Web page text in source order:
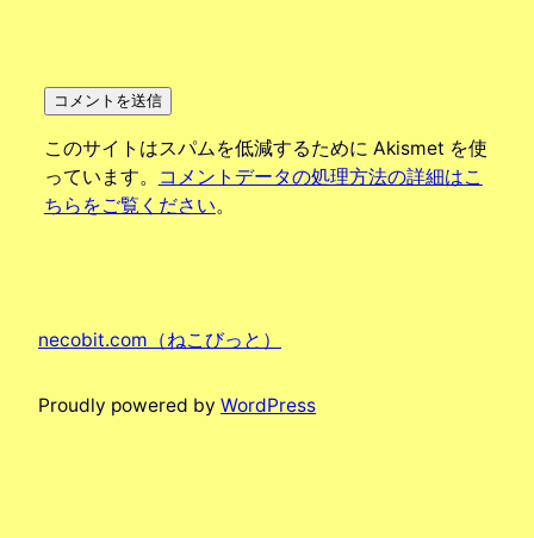
このサイトはスパムを低減するために Akismet を使
っています。
コメントデータの処理方法の詳細はこ
ちらをご覧ください。
necobit.com（ねこびっと）
Proudly powered by WordPress